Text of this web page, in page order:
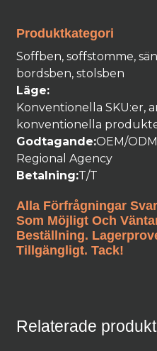
Produktkategori
Soffben, soffstomme,
bordsben, stolsben
Läge:
Konventionella SKU:er,
konventionella
Godtagande:OEM/
Regional Agency
Betalning:T/T
Alla Förfrågningar
Som Möjligt Och
Beställning.
Tillgängligt. Tack!
Relaterade